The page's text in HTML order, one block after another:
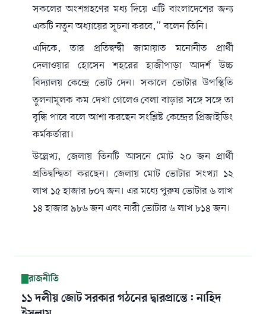
সকলের অংশগ্রহণের মধ্য দিয়ে এটি বাংলাদেশের জন্য
একটি নতুন অধ্যায়ের সূচনা করবে,” বলেন তিনি।
এদিকে, তার প্রতিদ্বন্দ্বী জামায়াত মনোনীত প্রার্থী
দেলাওয়ার হোসেন শহরের হাজীপাড়া আদর্শ উচ্চ
বিদ্যালয় কেন্দ্রে ভোট দেন। সকালে ভোটার উপস্থিতি
তুলনামূলক কম দেখা গেলেও বেলা বাড়ার সঙ্গে সঙ্গে তা
বৃদ্ধি পাবে বলে আশা করছেন সংশ্লিষ্ট কেন্দ্রের প্রিজাইডিং
কর্মকর্তারা।
উল্লেখ্য, জেলায় তিনটি আসনে মোট ২০ জন প্রার্থী
প্রতিদ্বন্দ্বিতা করছেন। জেলায় মোট ভোটার সংখ্যা ১২
লাখ ১৫ হাজার ৮০৭ জন। এর মধ্যে পুরুষ ভোটার ৬ লাখ
১৪ হাজার ৯৮৬ জন এবং নারী ভোটার ৬ লাখ ৮১৪ জন।
রাজনীতি
১১ দলীয় জোট সরকার গঠনের দ্বারপ্রান্তে: নাহিদ